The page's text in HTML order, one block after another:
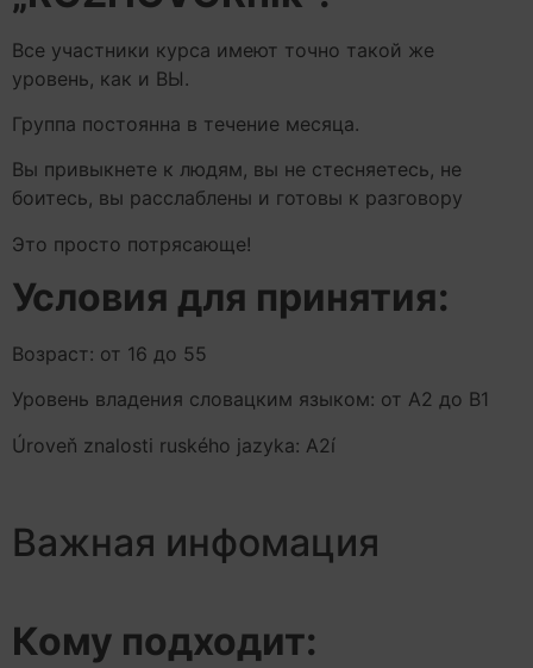
Все участники курса имеют точно такой же
уровень, как и ВЫ.
Группа постоянна в течение месяца.
Вы привыкнете к людям, вы не стесняетесь, не
боитесь, вы расслаблены и готовы к разговору
Это просто потрясающе!
Условия для принятия:
Возраст: от 16 до 55
Уровень владения словацким языком: от А2 до В1
Úroveň znalosti ruského jazyka: A2í
Важная инфомация
Кому подходит: